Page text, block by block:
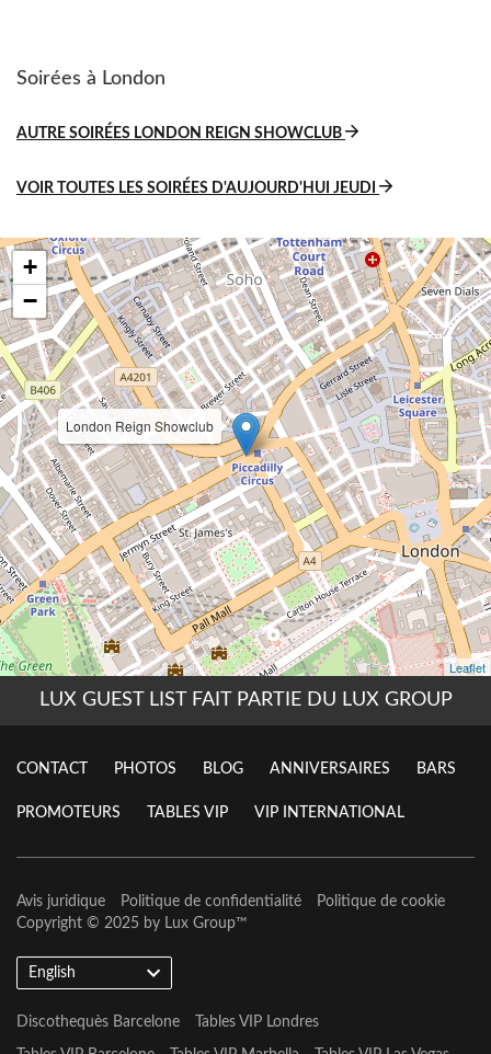
Soirées à London
AUTRE SOIRÉES LONDON REIGN SHOWCLUB
VOIR TOUTES LES SOIRÉES D'AUJOURD'HUI JEUDI
LUX GUEST LIST FAIT PARTIE DU LUX GROUP
CONTACT PHOTOS BLOG ANNIVERSAIRES BARS
PROMOTEURS TABLES VIP VIP INTERNATIONAL
Avis juridique Politique de confidentialité
Politique de cookie
Copyright © 2025 by Lux Group™
English
Discothequès Barcelone Tables VIP Londres